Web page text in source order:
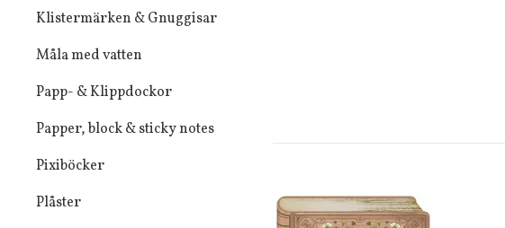
Klistermärken & Gnuggisar
Måla med vatten
Papp- & Klippdockor
Papper, block & sticky notes
Pixiböcker
Plåster